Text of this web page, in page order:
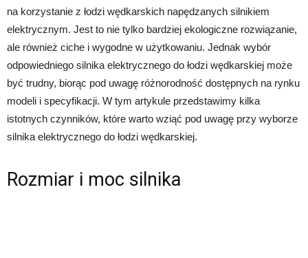
na korzystanie z łodzi wędkarskich napędzanych silnikiem
elektrycznym. Jest to nie tylko bardziej ekologiczne rozwiązanie,
ale również ciche i wygodne w użytkowaniu. Jednak wybór
odpowiedniego silnika elektrycznego do łodzi wędkarskiej może
być trudny, biorąc pod uwagę różnorodność dostępnych na rynku
modeli i specyfikacji. W tym artykule przedstawimy kilka
istotnych czynników, które warto wziąć pod uwagę przy wyborze
silnika elektrycznego do łodzi wędkarskiej.
Rozmiar i moc silnika